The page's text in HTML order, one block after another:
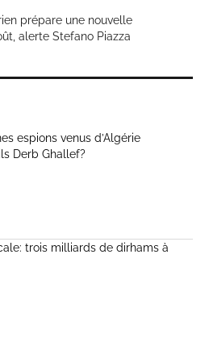
prépare une nouvelle
alerte Stefano Piazza
espions venus d’Algérie
Derb Ghallef?
trois milliards de dirhams à